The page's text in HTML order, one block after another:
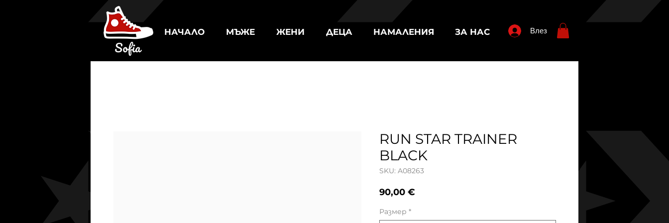
НАЧАЛО МЪЖЕ ЖЕНИ ДЕЦА НАМАЛЕНИЯ ЗА НАС Влез
RUN STAR TRAINER
BLACK
SKU: A08263
90,00 €
Размер *